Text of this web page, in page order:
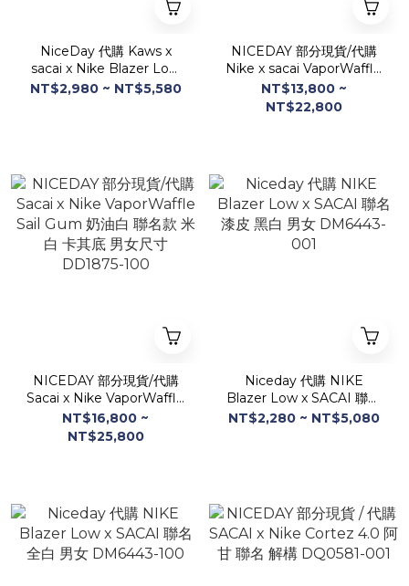
NiceDay 代購 Kaws x
sacai x Nike Blazer Low
三方聯名 紅色 DM7901-
NT$2,980 ~ NT$5,580
NICEDAY 部分現貨/代購
Nike x sacai VaporWaffle
黑生膠 聯名 黑 卡其 男女
DD1875-001
NT$13,800 ~
NT$22,800
NICEDAY 部分現貨/代購
Sacai x Nike VaporWaffle
Sail Gum 奶油白 聯名款 米
白 卡其底 男女尺寸
NT$16,800 ~
NT$25,800
Niceday 代購 NIKE
Blazer Low x SACAI 聯名
漆皮 黑白 男女 DM6443-
NT$2,280 ~ NT$5,080